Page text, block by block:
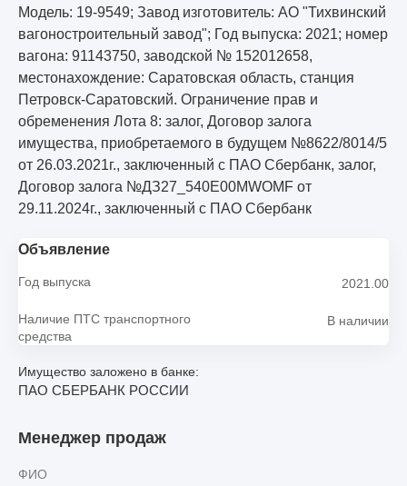
Модель: 19-9549; Завод изготовитель: АО "Тихвинский
вагоностроительный завод"; Год выпуска: 2021; номер
вагона: 91143750, заводской № 152012658,
местонахождение: Саратовская область, станция
Петровск-Саратовский. Ограничение прав и
обременения Лота 8: залог, Договор залога
имущества, приобретаемого в будущем №8622/8014/5
от 26.03.2021г., заключенный с ПАО Сбербанк, залог,
Договор залога №ДЗ27_540Е00МWOMF от
29.11.2024г., заключенный с ПАО Сбербанк
Объявление
Год выпуска 2021.00
Наличие ПТС транспортного
средства
В наличии
Имущество заложено в банке:
ПАО СБЕРБАНК РОССИИ
Менеджер продаж
ФИО